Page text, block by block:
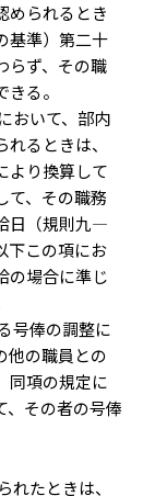
められるとき
基準）第二十
らず、その職
る。
おいて、部内
るときは、
より換算して
て、その職務
日（規則九―
下この項にお
の場合に準じ
号俸の調整に
他の職員との
同項の規定に
、その者の号俸
たときは、